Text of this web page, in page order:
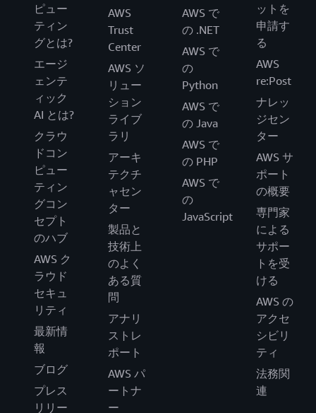
ピュー
ティン
グとは?
エージ
ェンテ
ィック
AI とは?
クラウ
ドコン
ピュー
ティン
グコン
セプト
のハブ
AWS ク
ラウド
セキュ
リティ
最新情
報
ブログ
プレス
リリー
AWS
Trust
Center
AWS ソ
リュー
ション
ライブ
ラリ
アーキ
テクチ
ャセン
ター
製品と
技術上
のよく
ある質
問
アナリ
ストレ
ポート
AWS パ
ートナ
ー
AWS で
の .NET
AWS で
の
Python
AWS で
の Java
AWS で
の PHP
AWS で
の
JavaScript
ットを
申請す
る
AWS
re:Post
ナレッ
ジセン
ター
AWS サ
ポート
の概要
専門家
による
サポー
トを受
ける
AWS の
アクセ
シビリ
ティ
法務関
連